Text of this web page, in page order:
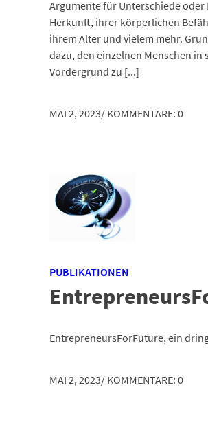
Argumente für Unterschiede
Herkunft, ihrer körperlichen
ihrem Alter und vielem mehr.
dazu, den einzelnen Menschen
Vordergrund zu [...]
MAI 2, 2023/KOMMENTARE: 0
PUBLIKATIONEN
EntrepreneursForFuture, ein
MAI 2, 2023/KOMMENTARE: 0